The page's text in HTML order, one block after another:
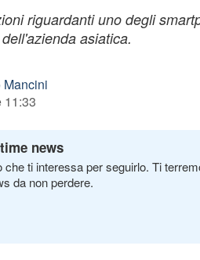
riguardanti uno degli
asiatica.
Mancini
11:33
news
che ti interessa per seguirlo. Ti
da non perdere.